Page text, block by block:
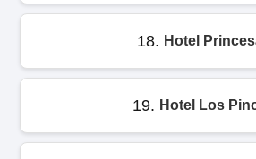
18. Hotel
19. Hotel Los